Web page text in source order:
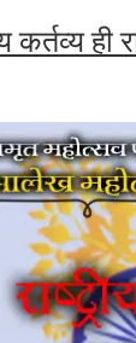
कर्तव्य ही